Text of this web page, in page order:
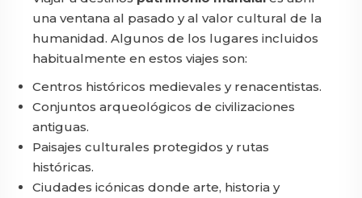
una ventana al pasado y al valor cultural de la
humanidad. Algunos de los lugares incluidos
habitualmente en estos viajes son:
Centros históricos medievales y renacentistas.
Conjuntos arqueológicos de civilizaciones
antiguas.
Paisajes culturales protegidos y rutas
históricas.
Ciudades icónicas donde arte, historia y